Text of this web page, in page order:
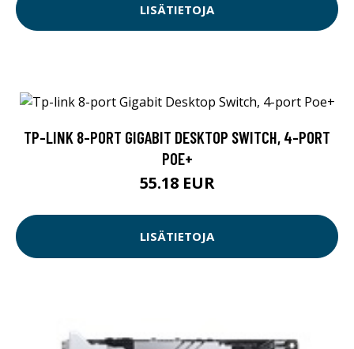
LISÄTIETOJA
TP-LINK 8-PORT GIGABIT DESKTOP SWITCH, 4-PORT
POE+
55.18 EUR
LISÄTIETOJA